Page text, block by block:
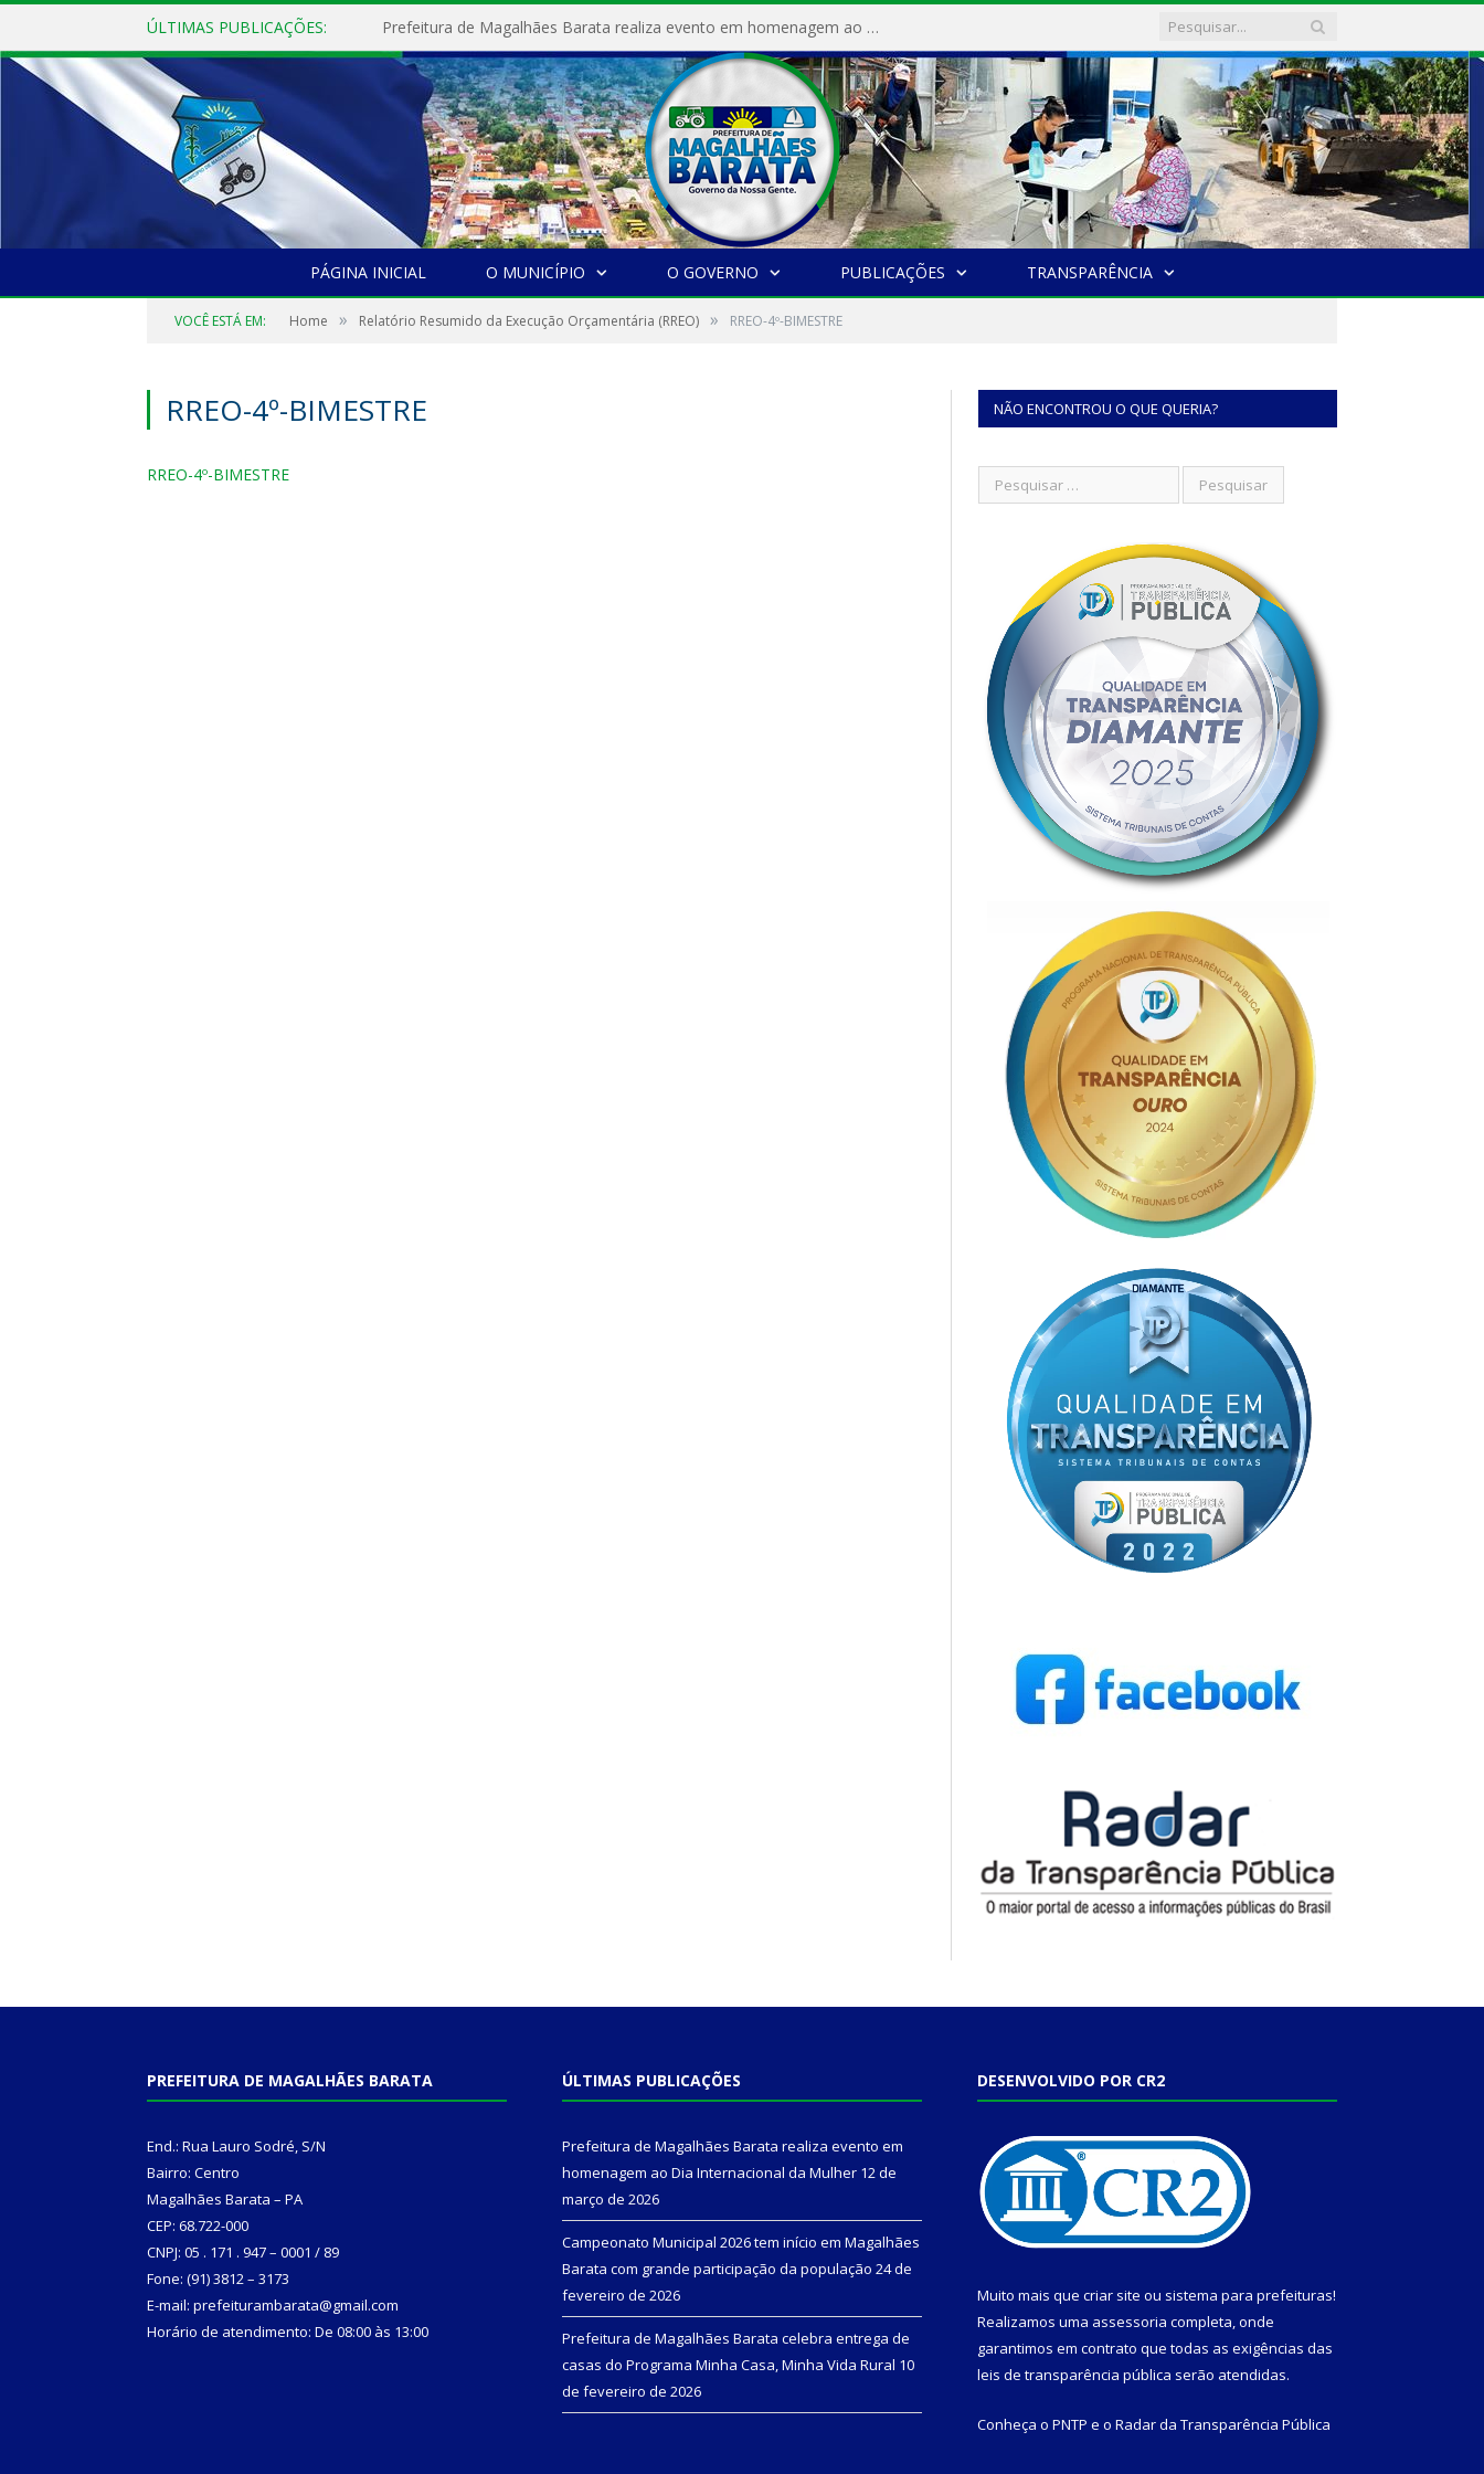
ÚLTIMAS PUBLICAÇÕES: Prefeitura de Magalhães Barata realiza evento em homenagem ao Dia Internacional da Mulher
PÁGINA INICIAL O MUNICÍPIO O GOVERNO PUBLICAÇÕES TRANSPARÊNCIA
VOCÊ ESTÁ EM: Home » Relatório Resumido da Execução Orçamentária (RREO) » RREO-4º-BIMESTRE
RREO-4º-BIMESTRE
RREO-4º-BIMESTRE
NÃO ENCONTROU O QUE QUERIA?
PREFEITURA DE MAGALHÃES BARATA
End.: Rua Lauro Sodré, S/N
Bairro: Centro
Magalhães Barata – PA
CEP: 68.722-000
CNPJ: 05 . 171 . 947 – 0001 / 89
Fone: (91) 3812 – 3173
E-mail: prefeiturambarata@gmail.com
Horário de atendimento: De 08:00 às 13:00
ÚLTIMAS PUBLICAÇÕES
Prefeitura de Magalhães Barata realiza evento em
homenagem ao Dia Internacional da Mulher 12 de
março de 2026
Campeonato Municipal 2026 tem início em Magalhães
Barata com grande participação da população 24 de
fevereiro de 2026
Prefeitura de Magalhães Barata celebra entrega de
casas do Programa Minha Casa, Minha Vida Rural 10
de fevereiro de 2026
DESENVOLVIDO POR CR2
Muito mais que criar site ou sistema para prefeituras!
Realizamos uma assessoria completa, onde
garantimos em contrato que todas as exigências das
leis de transparência pública serão atendidas.
Conheça o PNTP e o Radar da Transparência Pública